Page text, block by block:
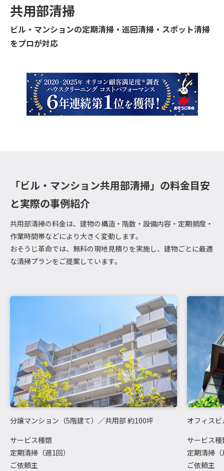
共用部清掃
ビル・マンションの定期清掃・巡回清掃・スポット清掃
をプロが対応
「ビル・マンション共用部清掃」の料金目安
と実際の事例紹介
共用部清掃の料金は、建物の構造・階数・設備内容・定期頻度・
作業時間帯などにより大きく変動します。
おそうじ革命では、無料の現地見積りを実施し、建物ごとに最適
な清掃プランをご提案しています。
分譲マンション（5階建て）／共用部 約100坪
サービス種類
定期清掃（週1回）
ご依頼主
オフィス
サービス種
定期清掃
ご依頼主